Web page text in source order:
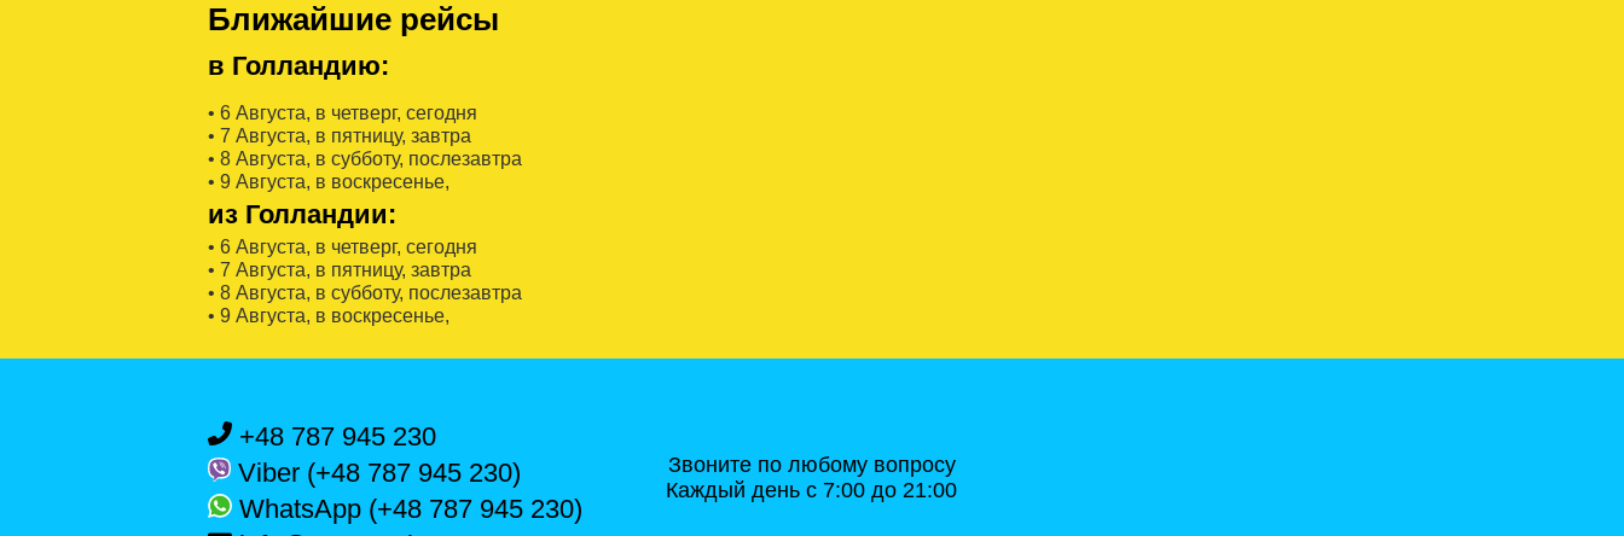
Ближайшие рейсы
в Голландию:
• 6 Августa, в четверг, сегодня
• 7 Августa, в пятницу, завтра
• 8 Августa, в субботу, послезавтра
• 9 Августa, в воскресенье,
из Голландии:
• 6 Августa, в четверг, сегодня
• 7 Августa, в пятницу, завтра
• 8 Августa, в субботу, послезавтра
• 9 Августa, в воскресенье,
+48 787 945 230
Viber (+48 787 945 230)
WhatsApp (+48 787 945 230)
Звоните по любому вопросу
Каждый день с 7:00 до 21:00